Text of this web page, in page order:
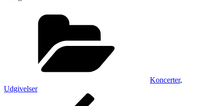
Koncerter,
Udgivelser
Indlægsnavigation